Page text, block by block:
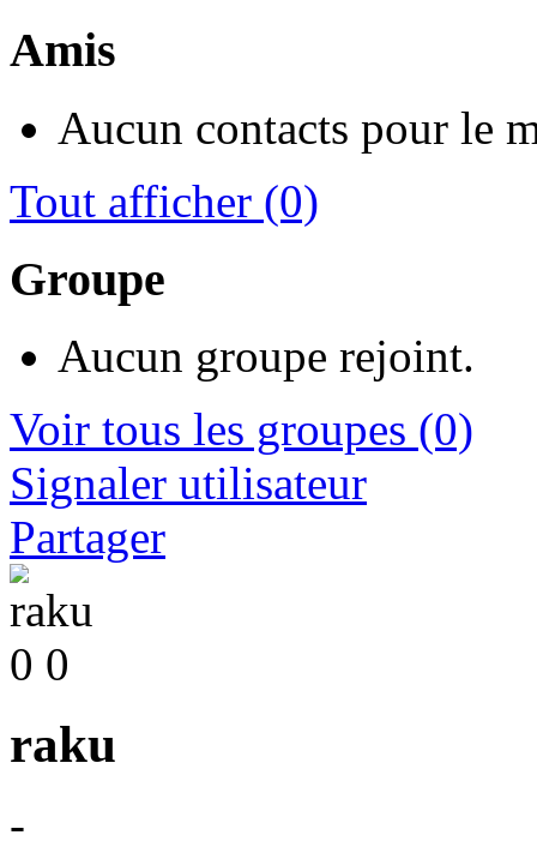
Amis
Aucun contacts pour le
Tout afficher (0)
Groupe
Aucun groupe rejoint.
Voir tous les groupes (0)
Signaler utilisateur
Partager
0 0
raku
-